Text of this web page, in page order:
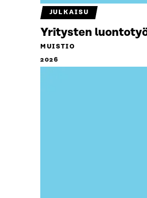
JULKAISU
Yritysten
MUISTIO
2026